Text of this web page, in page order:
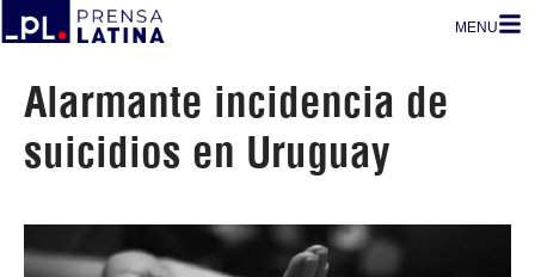
MENU
Alarmante incidencia de
suicidios en Uruguay